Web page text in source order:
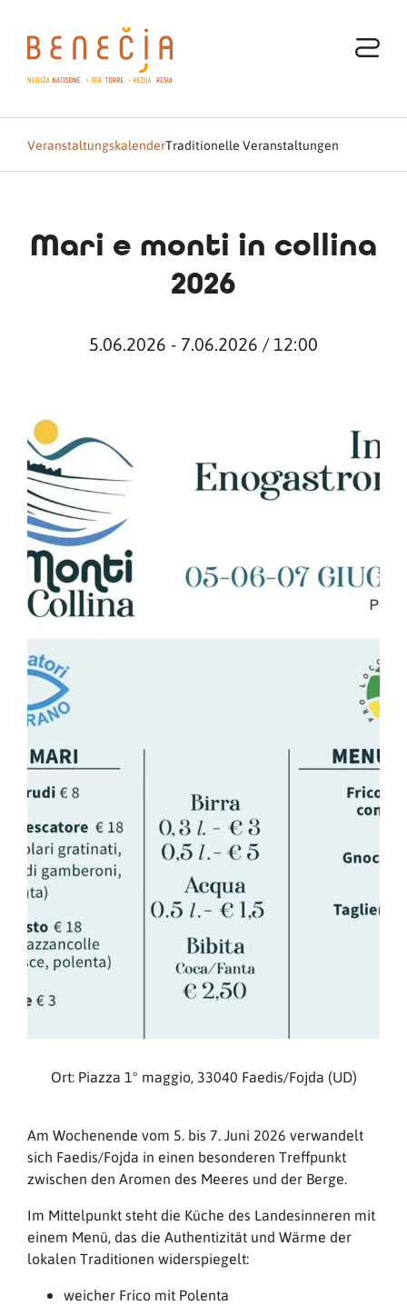
VeranstaltungskalenderTraditionelle Veranstaltungen
Mari e monti in collina
2026
5.06.2026 - 7.06.2026 / 12:00
Ort: Piazza 1° maggio, 33040 Faedis/Fojda (UD)
Am Wochenende vom 5. bis 7. Juni 2026 verwandelt
sich Faedis/Fojda in einen besonderen Treffpunkt
zwischen den Aromen des Meeres und der Berge.
Im Mittelpunkt steht die Küche des Landesinneren mit
einem Menü, das die Authentizität und Wärme der
lokalen Traditionen widerspiegelt:
weicher Frico mit Polenta